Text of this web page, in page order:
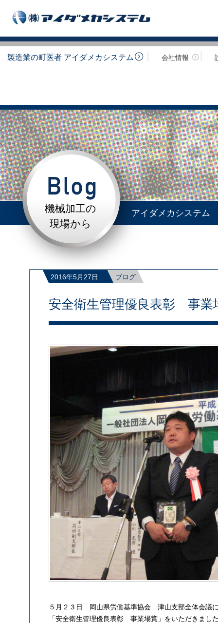
製造業の町医者 アイダメカシステム 会社情報
機械加工の
現場から
アイダメカシステム
2016年5月27日 ブログ
安全衛生管理優良表彰 事業
５月２３日 岡山県労働基準協会 津山支部全体会議
「安全衛生管理優良表彰 事業場賞」をいただきまし